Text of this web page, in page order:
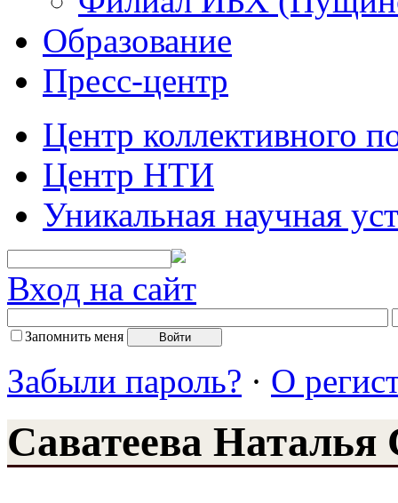
Образование
Пресс-центр
Центр коллективного
Центр НТИ
Уникальная научная
Вход на сайт
Запомнить меня
Забыли пароль? · О
Саватеева Наталья